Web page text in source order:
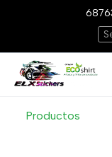
Productos